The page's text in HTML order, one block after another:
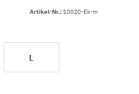
Artikel-Nr.:10020-Ek-m
L